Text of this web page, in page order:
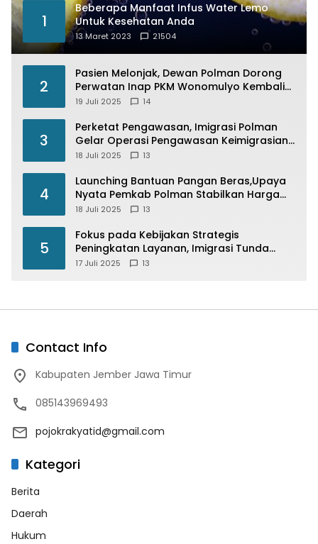
1
Beberapa Manfaat Infus Water Lemo
Untuk Kesehatan Anda
13 Maret 2023 21504
2
Pasien Melonjak, Dewan Polman Dorong
Perwatan Inap PKM Wonomulyo Kembali
di Fungsikan
19 Juli 2025 14
3
Perketat Pengawasan, Imigrasi Polman
Gelar Operasi Pengawasan Keimigrasian
“Wirawaspada” Serentak disemua Daerah
18 Juli 2025 13
4
Launching Bantuan Pangan Beras,Upaya
Nyata Pemkab Polman Stabilkan Harga
Beras
18 Juli 2025 13
5
Fokus pada Kebijakan Strategis
Peningkatan Layanan, Imigrasi Tunda
Paspor Desain Merah Putih
17 Juli 2025 13
Contact Info
Kabupaten Jember Jawa Timur
085143969493
pojokrakyatid@gmail.com
Kategori
Berita
Daerah
Hukum